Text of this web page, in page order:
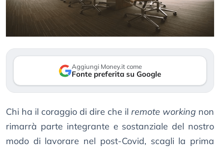
Aggiungi Money.it come
Fonte preferita su Google
Chi ha il coraggio di dire che il remote working non
rimarrà parte integrante e sostanziale del nostro
modo di lavorare nel post-Covid, scagli la prima